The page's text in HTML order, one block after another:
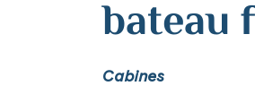
bateau
Cabines